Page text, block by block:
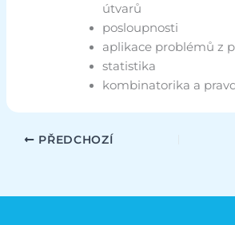
útvarů
posloupnosti
aplikace problémů z
statistika
kombinatorika a
PŘEDCHOZÍ